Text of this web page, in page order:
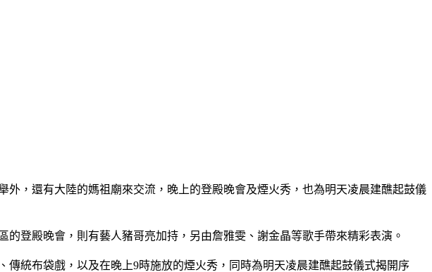
外，還有大陸的媽祖廟來交流，晚上的登殿晚會及煙火秀，也為明天凌晨建醮起鼓儀
登殿晚會，則有藝人豬哥亮加持，另由詹雅雯、謝金晶等歌手帶來精彩表演。
統布袋戲，以及在晚上9時施放的煙火秀，同時為明天凌晨建醮起鼓儀式揭開序